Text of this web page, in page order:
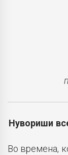
Нувориши
Во времена,